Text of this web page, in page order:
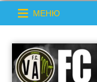
МЕНЮ